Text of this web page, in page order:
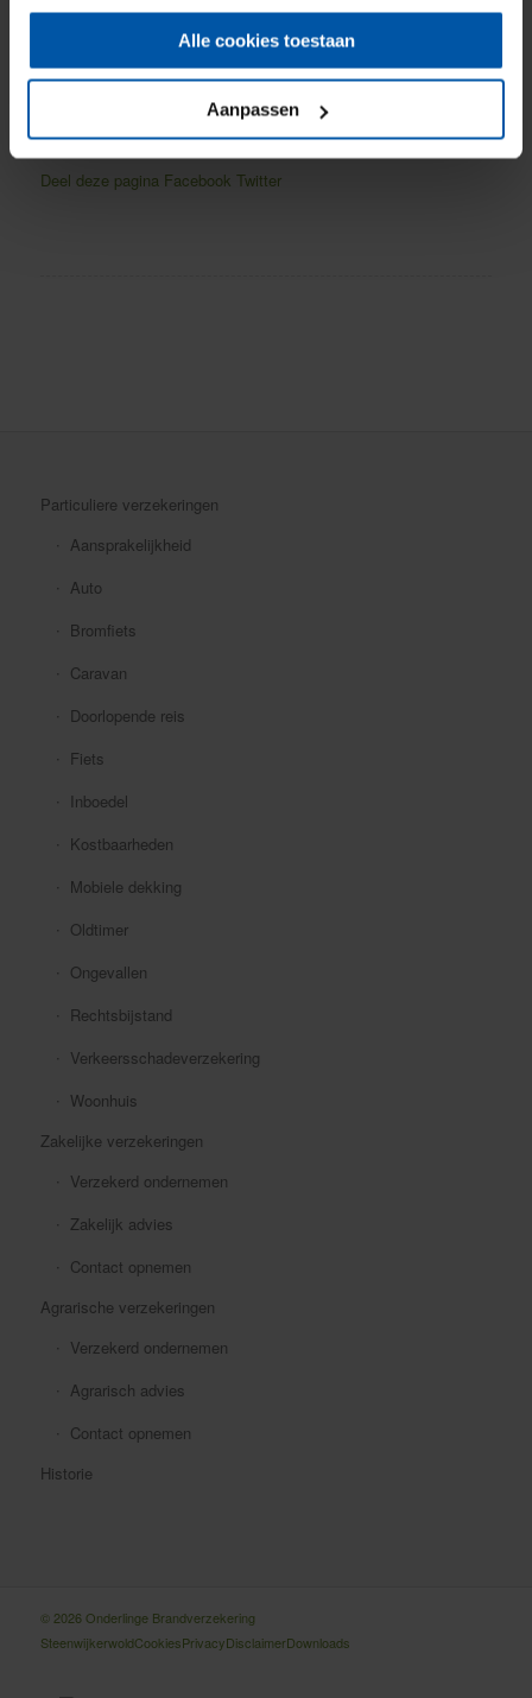
Alle cookies toestaan
Aanpassen
verzekeraars vragen ook nog een aanvullende technische
keuring. Die kun je laten uitvoeren door bijvoorbeeld een Bovag-
camperbedrijf.
Deel deze pagina Facebook Twitter
Particuliere verzekeringen
Aansprakelijkheid
Auto
Bromfiets
Caravan
Doorlopende reis
Fiets
Inboedel
Kostbaarheden
Mobiele dekking
Oldtimer
Ongevallen
Rechtsbijstand
Verkeersschadeverzekering
Woonhuis
Zakelijke verzekeringen
Verzekerd ondernemen
Zakelijk advies
Contact opnemen
Agrarische verzekeringen
Verzekerd ondernemen
Agrarisch advies
Contact opnemen
Historie
© 2026 Onderlinge Brandverzekering
SteenwijkerwoldCookiesPrivacyDisclaimerDownloads